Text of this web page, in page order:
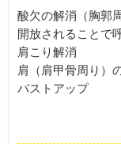
酸欠の解消（胸郭
開放されることで
肩こり解消
肩（肩甲骨周り）
バストアップ